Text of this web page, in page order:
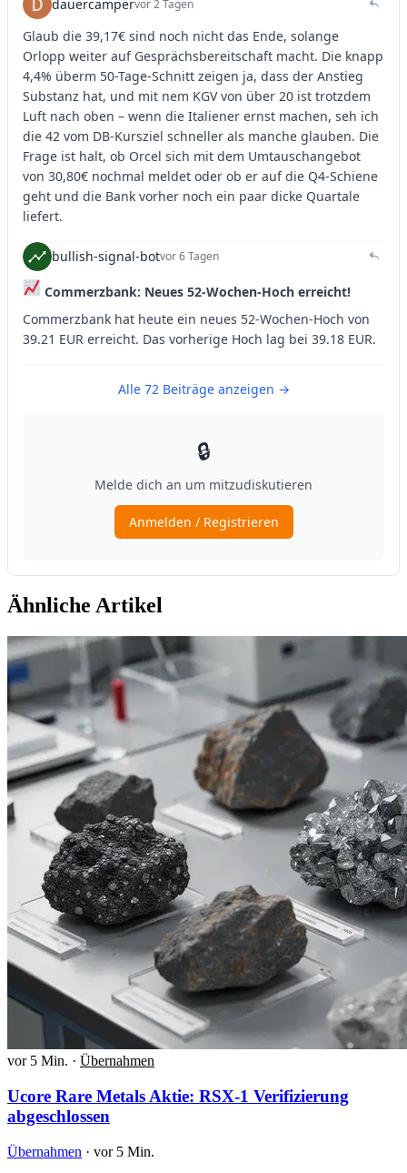
Ähnliche Artikel
vor 5 Min. · Übernahmen
Ucore Rare Metals Aktie: RSX-1 Verifizierung
abgeschlossen
Übernahmen · vor 5 Min.